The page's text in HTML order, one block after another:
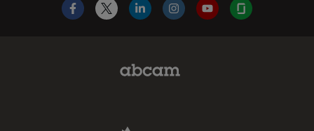
Facebook
X LinkedInInstagramYouTubeGlassdoor